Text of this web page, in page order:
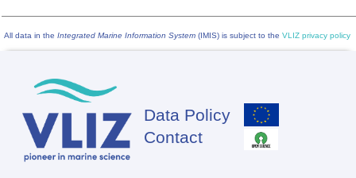
All data in the Integrated Marine Information System (IMIS) is subject to the VLIZ privacy policy
Footer
Data Policy
Contact